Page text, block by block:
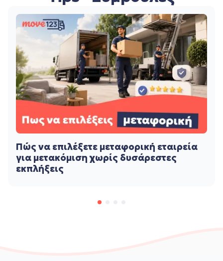
Πώς να επιλέξετε μεταφορική εταιρεία
για μετακόμιση χωρίς δυσάρεστες
εκπλήξεις